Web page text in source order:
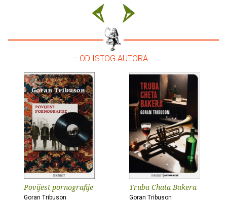
– OD ISTOG AUTORA –
Povijest pornografije
Goran Tribuson
Truba Chata Bakera
Goran Tribuson